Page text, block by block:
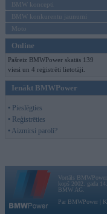
BMW koncepti
BMW konkurentu jaunumi
Moto
Online
Pašreiz BMWPower skatās 139
viesi un 4 reģistrēti lietotāji.
Ienākt BMWPower
• Pieslēgties
• Reģistrēties
• Aizmirsi paroli?
Vortāls
kopš 2002. gada
BMW AG.
Par BMWPower